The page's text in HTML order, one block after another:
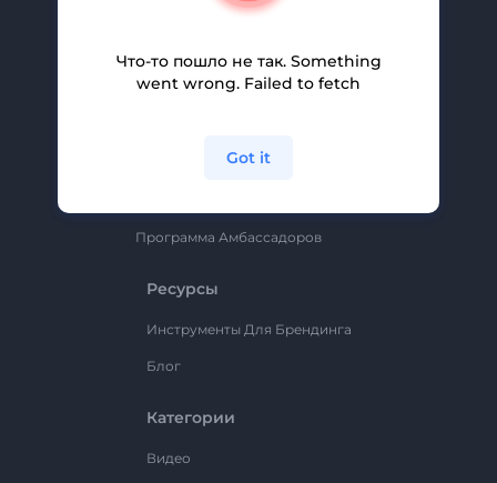
Помощь И Поддержка
Партнерская Программа
Политика Конфиденциальности
Программа Амбассадоров
Ресурсы
Инструменты Для Брендинга
Блог
Категории
Видео
Что-то пошло не так. Something
went wrong. Failed to fetch
Got it